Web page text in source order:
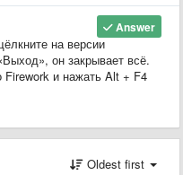
Answer
на версии
он закрывает всё.
Firework и нажать Alt + F4
Oldest first